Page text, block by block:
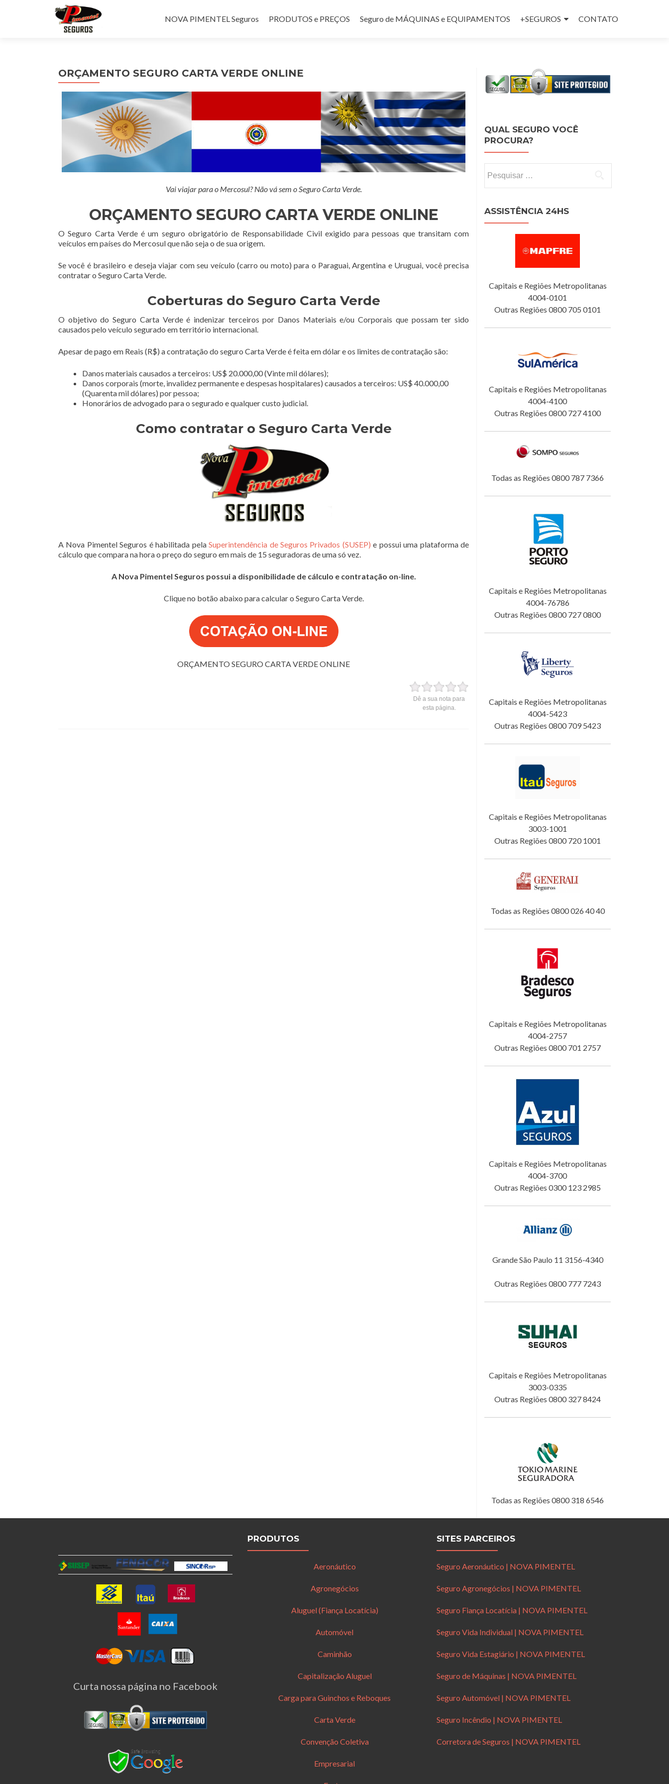
NOVA PIMENTEL Seguros
PRODUTOS e PREÇOS Seguro de MÁQUINAS e EQUIPAMENTOS +SEGUROS CONTATO
ORÇAMENTO SEGURO CARTA VERDE ONLINE
Vai viajar para o Mercosul? Não vá sem o Seguro Carta Verde.
ORÇAMENTO SEGURO CARTA VERDE ONLINE
O Seguro Carta Verde é um seguro obrigatório de Responsabilidade Civil exigido para pessoas que transitam com
veículos em países do Mercosul que não seja o de sua origem.
Se você é brasileiro e deseja viajar com seu veículo (carro ou moto) para o Paraguai, Argentina e Uruguai, você precisa
contratar o Seguro Carta Verde.
Coberturas do Seguro Carta Verde
O objetivo do Seguro Carta Verde é indenizar terceiros por Danos Materiais e/ou Corporais que possam ter sido
causados pelo veículo segurado em território internacional.
Apesar de pago em Reais (R$) a contratação do seguro Carta Verde é feita em dólar e os limites de contratação são:
Danos materiais causados a terceiros: US$ 20.000,00 (Vinte mil dólares);
Danos corporais (morte, invalidez permanente e despesas hospitalares) causados a terceiros: US$ 40.000,00
(Quarenta mil dólares) por pessoa;
Honorários de advogado para o segurado e qualquer custo judicial.
Como contratar o Seguro Carta Verde
A Nova Pimentel Seguros é habilitada pelaSuperintendência de Seguros Privados (SUSEP) e possui uma plataforma de
cálculo que compara na hora o preço do seguro em mais de 15 seguradoras de uma só vez.
A Nova Pimentel Seguros possui a disponibilidade de cálculo e contratação on-line.
Clique no botão abaixo para calcular o Seguro Carta Verde.
ORÇAMENTO SEGURO CARTA VERDE ONLINE
Dê a sua nota para
esta página.
QUAL SEGURO VOCÊ
PROCURA?
ASSISTÊNCIA 24HS
Capitais e Regiões Metropolitanas
4004-0101
Outras Regiões 0800 705 0101
Capitais e Regiões Metropolitanas
4004-4100
Outras Regiões 0800 727 4100
Todas as Regiões 0800 787 7366
Capitais e Regiões Metropolitanas
4004-76786
Outras Regiões 0800 727 0800
Capitais e Regiões Metropolitanas
4004-5423
Outras Regiões 0800 709 5423
Capitais e Regiões Metropolitanas
3003-1001
Outras Regiões 0800 720 1001
Todas as Regiões 0800 026 40 40
Capitais e Regiões Metropolitanas
4004-2757
Outras Regiões 0800 701 2757
Capitais e Regiões Metropolitanas
4004-3700
Outras Regiões 0300 123 2985
Grande São Paulo 11 3156-4340
Outras Regiões 0800 777 7243
Capitais e Regiões Metropolitanas
3003-0335
Outras Regiões 0800 327 8424
Todas as Regiões 0800 318 6546
Curta nossa página no Facebook
PRODUTOS
Aeronáutico
Agronegócios
Aluguel (Fiança Locatícia)
Automóvel
Caminhão
Capitalização Aluguel
Carga para Guinchos e Reboques
Carta Verde
Convenção Coletiva
Empresarial
SITES PARCEIROS
Seguro Aeronáutico | NOVA PIMENTEL
Seguro Agronegócios | NOVA PIMENTEL
Seguro Fiança Locatícia | NOVA PIMENTEL
Seguro Vida Individual | NOVA PIMENTEL
Seguro Vida Estagiário | NOVA PIMENTEL
Seguro de Máquinas | NOVA PIMENTEL
Seguro Automóvel | NOVA PIMENTEL
Seguro Incêndio | NOVA PIMENTEL
Corretora de Seguros | NOVA PIMENTEL